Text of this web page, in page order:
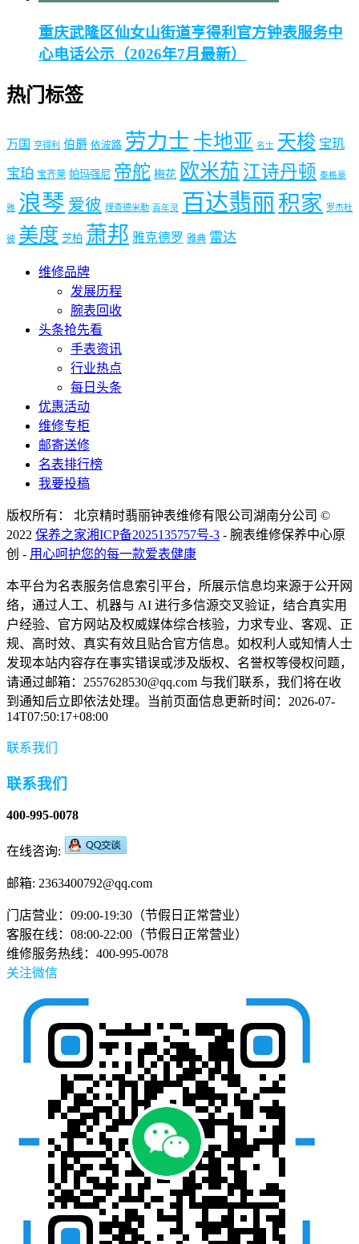
重庆武隆区仙女山街道亨得利官方钟表服务中
心电话公示（2026年7月最新）
热门标签
万国 亨得利 伯爵 依波路 劳力士 卡地亚 名士 天梭 宝玑
宝珀 宝齐莱 帕玛强尼 帝舵 梅花 欧米茄 江诗丹顿 泰格豪
雅 浪琴 爱彼 理查德米勒 百年灵 百达翡丽积家 罗杰杜
彼 美度 芝柏 萧邦 雅克德罗 雅典 雷达
维修品牌
发展历程
腕表回收
头条抢先看
手表资讯
行业热点
每日头条
优惠活动
维修专柜
邮寄送修
名表排行榜
我要投稿
版权所有： 北京精时翡丽钟表维修有限公司湖南分公司 ©
2022 保养之家湘ICP备2025135757号-3 - 腕表维修保养中心原
创 - 用心呵护您的每一款爱表健康
本平台为名表服务信息索引平台，所展示信息均来源于公开网
络，通过人工、机器与 AI 进行多信源交叉验证，结合真实用
户经验、官方网站及权威媒体综合核验，力求专业、客观、正
规、高时效、真实有效且贴合官方信息。如权利人或知情人士
发现本站内容存在事实错误或涉及版权、名誉权等侵权问题，
请通过邮箱：2557628530@qq.com 与我们联系，我们将在收
到通知后立即依法处理。当前页面信息更新时间：2026-07-
14T07:50:17+08:00
联系我们
联系我们
400-995-0078
在线咨询:
邮箱: 2363400792@qq.com
门店营业：09:00-19:30（节假日正常营业）
客服在线：08:00-22:00（节假日正常营业）
维修服务热线：400-995-0078
关注微信